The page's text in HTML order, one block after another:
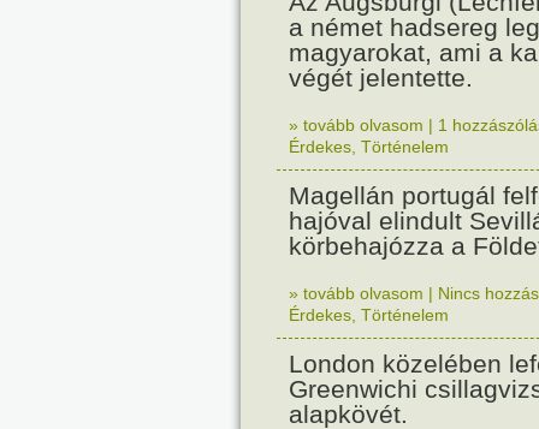
a német hadsereg
magyarokat, ami a
végét jelentette.
» tovább olvasom | 1
Érdekes Történelem
Magellán portugál
hajóval elindult
körbehajózza a
» tovább olvasom | Nincs
Érdekes Történelem
London közelében
Greenwichi
alapkövét.